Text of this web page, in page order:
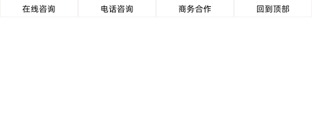
在线咨询 电话咨询 商务合作 回到顶部